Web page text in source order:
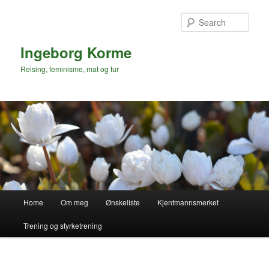
Ingeborg Korme
Reising, feminisme, mat og tur
Home Om meg Ønskeliste Kjentmannsmerket
Trening og styrketrening